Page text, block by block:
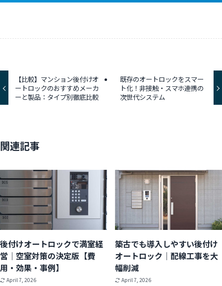
【比較】マンション後付けオ
ートロックのおすすめメーカ
ーと製品：タイプ別徹底比較
既存のオートロックをスマー
ト化！非接触・スマホ連携の
次世代システム
関連記事
後付けオートロックで満室経
営｜空室対策の決定版【費
用・効果・事例】
April 7, 2026
築古でも導入しやすい後付け
オートロック｜配線工事を大
幅削減
April 7, 2026